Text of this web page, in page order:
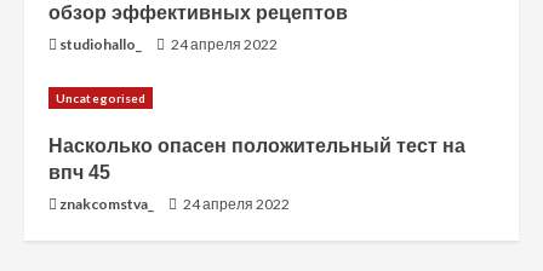
обзор эффективных рецептов
studiohallo_ 24 апреля 2022
Uncategorised
Насколько опасен положительный тест на
впч 45
znakcomstva_ 24 апреля 2022